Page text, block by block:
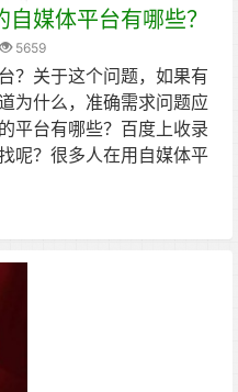
媒体平台有哪些？
5659
？关于这个问题，如果有
为什么，准确需求问题应
平台有哪些？百度上收录
呢？很多人在用自媒体平